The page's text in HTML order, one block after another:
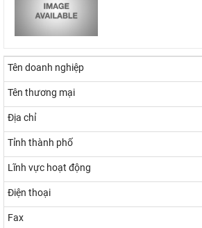
Tên doanh nghiệp
Tên thương mại
Địa chỉ
Tỉnh thành phố
Lĩnh vực hoạt động
Điện thoại
Fax